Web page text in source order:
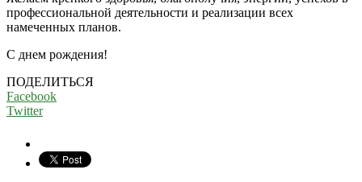
профессиональной деятельности и реализации всех
намеченных планов.
С днем рождения!
ПОДЕЛИТЬСЯ
Facebook
Twitter